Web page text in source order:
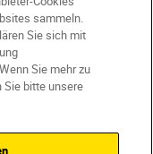
–
sammeln.
Sie sich mit
Sie mehr zu
bitte unsere